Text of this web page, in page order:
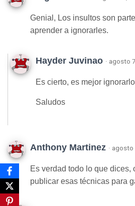
Genial, Los insultos son
aprender a ignorarles.
Hayder Juvinao · agosto
Es cierto, es mejor
Saludos
Anthony Martinez ·
Es verdad todo lo que dices,
publicar esas técnicas para